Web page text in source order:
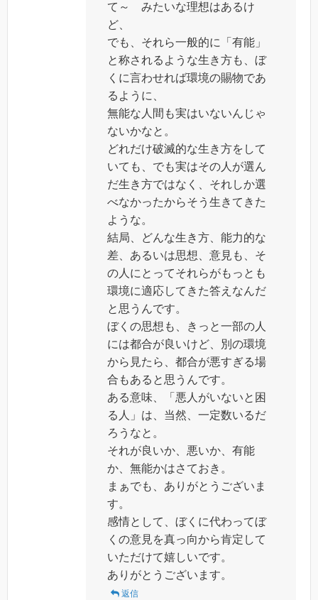
て～ みたいな理想はあるけ
ど、
でも、それら一般的に「有能」
と称されるような生き方も、ぼ
くに言わせれば環境の賜物であ
るように、
無能な人間も実はいないんじゃ
ないかなと。
どれだけ破滅的な生き方をして
いても、でも実はその人が選ん
だ生き方ではなく、それしか選
べなかったからそう生きてきた
ような。
結局、どんな生き方、能力的な
差、あるいは思想、意見も、そ
の人にとってそれらがもっとも
環境に適応してきた答えなんだ
と思うんです。
ぼくの思想も、きっと一部の人
には都合が良いけど、別の環境
から見たら、都合が悪すぎる場
合もあると思うんです。
ある意味、「悪人がいないと困
る人」は、当然、一定数いるだ
ろうなと。
それが良いか、悪いか、有能
か、無能かはさておき。
まぁでも、ありがとうございま
す。
感情として、ぼくに代わってぼ
くの意見を真っ向から肯定して
いただけて嬉しいです。
ありがとうございます。
返信